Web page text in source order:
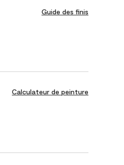
Guide des finis
Calculateur de peinture